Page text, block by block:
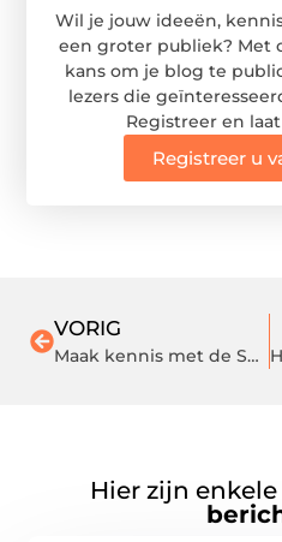
Wil je jouw ideeën,
een groter publiek? Met
kans om je blog te
lezers die
Registreer en
Registreer u
VORIG
Maak kennis met de SYM Fiddle 2
Hier zijn enkele